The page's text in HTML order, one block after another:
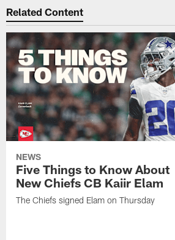
Related Content
NEWS
Five Things to Know About
New Chiefs CB Kaiir Elam
The Chiefs signed Elam on Thursday